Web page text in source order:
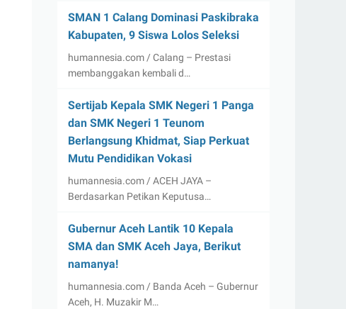
SMAN 1 Calang Dominasi Paskibraka
Kabupaten, 9 Siswa Lolos Seleksi
humannesia.com / Calang – Prestasi
membanggakan kembali d…
Sertijab Kepala SMK Negeri 1 Panga
dan SMK Negeri 1 Teunom
Berlangsung Khidmat, Siap Perkuat
Mutu Pendidikan Vokasi
humannesia.com / ACEH JAYA –
Berdasarkan Petikan Keputusa…
Gubernur Aceh Lantik 10 Kepala
SMA dan SMK Aceh Jaya, Berikut
namanya!
humannesia.com / Banda Aceh – Gubernur
Aceh, H. Muzakir M…